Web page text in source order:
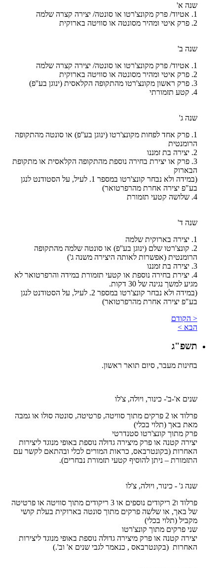
שנה א'
1. אטיוד/ פרק מקונצ'רטו או סונטה/ יצירה קצרה שלמה
2. פרק איטי ומהיר מסונטה או סוויטה בארוקית
שנה ב'
1. אטיוד/ פרק מקונצ'רטו או סונטה/ יצירה קצרה שלמה
2. פרק איטי ומהיר מסונטה או סוויטה בארוקית
3. פרק ראשון מקונצ'רטו מהתקופה הקלאסית (ינוגן בע''פ)
4. קטע תזמורתי
שנה ג'
1. פרק אחד לפחות מקונצ'רטו (ינוגן בע''פ) או סונטה מהתקופה
הרומנטית
2. יצירה בת זמננו
3. פרק או יצירת בחירה נוספת מהתקופה הקלאסית או מתקופת
הבארוק
(במידה ולא נבחר קונצ'רטו במספר 1. לעיל, על הסטודנט לנגן
בע"פ יצירה אחרת מהרפרטואר)
4. שלושה קטעי תזמורת
שנה ד'
1. יצירה בארוקית שלמה
2. קונצ'רטו שלם (ינוגן בע''פ) או סונטה שלמה מהתקופה
הרומנטית (אפשרות לאותה היצירה משנה ג')
3. יצירה בת זמננו
4. יצירת בחירה נוספת או קטעי תזמורת במידה והרפרטואר לא
מגיע למשך נגינה של 30 דקות.
(במידה ולא נבחר קונצ'רטו במספר 2. לעיל, על הסטודנט לנגן
בע"פ יצירה אחרת מהרפרטואר)
< הקודם
הבא >
תשפ"ג
בחינות מעבר, סיום תואר ראשון.
שנים א'-ב'- כינור, ויולה, צ'לו
פרלוד או 2 פרקים מתוך סוויטה, פרטיטה, סונטה סולו או גמבה
מאת באך (תלוי בכלי)
פרק מתוך קונצ'רטו סטנדרטי
יצירה קטנה או פרק מיצירה גדולה נוספת באופי מנוגד ליצירות
האחרות (בקונטרבאס, כראות המורים לכלי ובהתאם לקשר עם
התזמורת – ניתן להוסיף קטעי תזמורת נבחרים).
שנה ג' - כינור, ויולה, צ'לו
פרלוד ו2 ריקודים נוספים או 3 ריקודים מתוך סוויטה או פרטיטה
של באך, או שלשה פרקים מתוך סונטה בארוקית בעלת קושי
מקביל (תלוי בכלי)
שני פרקים מתוך קונצ'רטו
יצירה קטנה או פרק מיצירה גדולה נוספת באופי מנוגד ליצירות
האחרות (בקונטרבאס , כנאמר לגבי שנים א' וב'.)